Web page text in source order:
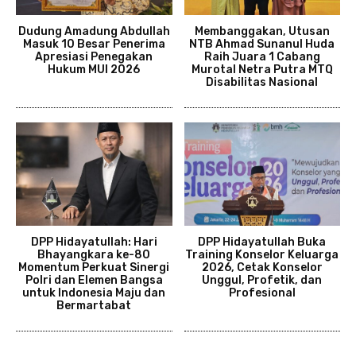
Dudung Amadung Abdullah
Masuk 10 Besar Penerima
Apresiasi Penegakan
Hukum MUI 2026
Membanggakan, Utusan
NTB Ahmad Sunanul Huda
Raih Juara 1 Cabang
Murotal Netra Putra MTQ
Disabilitas Nasional
DPP Hidayatullah: Hari
Bhayangkara ke-80
Momentum Perkuat Sinergi
Polri dan Elemen Bangsa
untuk Indonesia Maju dan
Bermartabat
DPP Hidayatullah Buka
Training Konselor Keluarga
2026, Cetak Konselor
Unggul, Profetik, dan
Profesional